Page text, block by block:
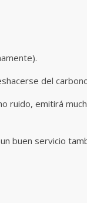
del
emitirá
buen servicio